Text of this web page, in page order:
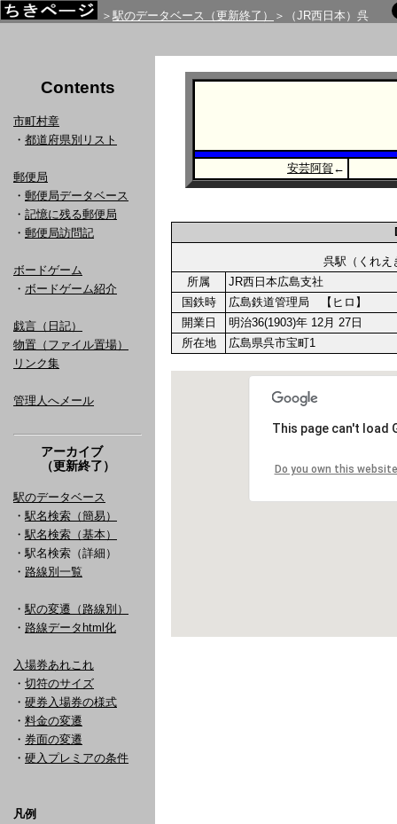
＞ 駅のデータベース（更新終了） ＞（JR西日本）呉
Contents
市町村章
・ 都道府県別リスト
郵便局
・ 郵便局データベース
・ 記憶に残る郵便局
・ 郵便局訪問記
ボードゲーム
・ ボードゲーム紹介
戯言（日記）
物置（ファイル置場）
リンク集
管理人へメール
アーカイブ
（更新終了）
駅のデータベース
・ 駅名検索（簡易）
・ 駅名検索（基本）
・駅名検索（詳細）
・ 路線別一覧
・ 駅の変遷（路線別）
・ 路線データhtml化
入場券あれこれ
・ 切符のサイズ
・ 硬券入場券の様式
・ 料金の変遷
・ 券面の変遷
・ 硬入プレミアの条件
凡例
安芸阿賀←
呉駅（くれ
所属
JR西日本広島支社
国鉄時
広島鉄道管理局 【ヒロ】
開業日
明治36(1903)年 12月 27日
所在地
広島県呉市宝町1